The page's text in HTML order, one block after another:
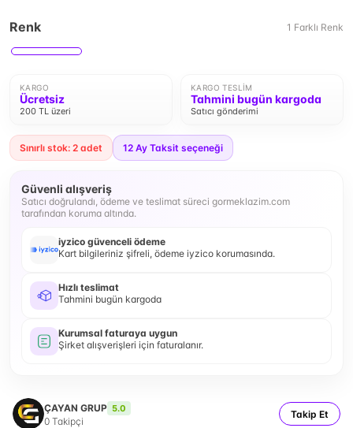
Renk 1 Farklı Renk
KARGO
Ücretsiz
200 TL üzeri
KARGO TESLIM
Tahmini bugün kargoda
Satıcı gönderimi
Sınırlı stok: 2 adet 12 Ay Taksit seçeneği
Güvenli alışveriş
Satıcı doğrulandı, ödeme ve teslimat süreci gormeklazim.com
tarafından koruma altında.
iyzico güvenceli ödeme
Kart bilgileriniz şifreli, ödeme iyzico korumasında.
Hızlı teslimat
Tahmini bugün kargoda
Kurumsal faturaya uygun
Şirket alışverişleri için faturalanır.
ÇAYAN GRUP 5.0
0 Takipçi
Takip Et